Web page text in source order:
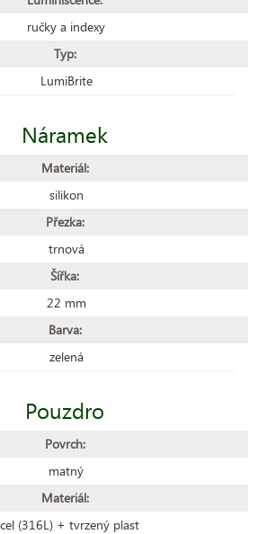
ručky a indexy
Typ:
LumiBrite
Náramek
Materiál:
silikon
Přezka:
trnová
Šířka:
22 mm
Barva:
zelená
Pouzdro
Povrch:
matný
Materiál:
(316L) + tvrzený plast